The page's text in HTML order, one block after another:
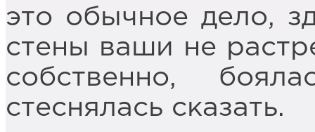
это обычное дело,
стены ваши не
собственно,
стеснялась сказать.